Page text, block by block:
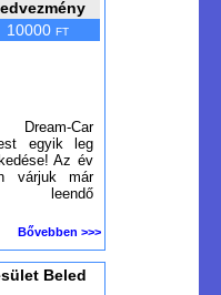
10000 FT
Car
egyik leg
Az év
várjuk már
leendő
Bővebben >>>
Beled